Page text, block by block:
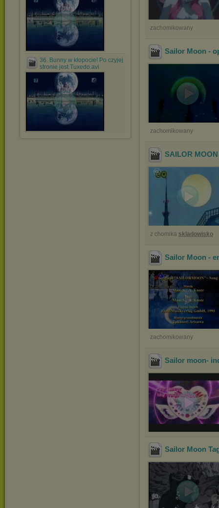
36. Bunny w kłopocie! Po czyjej
stronie jest Tuxedo.avi
zachomikowany
Sailor Moon -
zachomikowany
SAILOR
z chomika skladowisko
Sailor Moon -
zachomikowany
Sailor moon-
Sailor Moon